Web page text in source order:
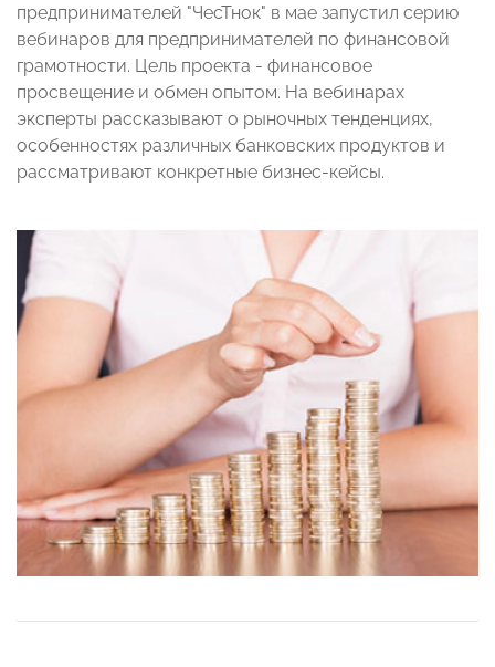
предпринимателей "ЧесТнок" в мае запустил серию
вебинаров для предпринимателей по финансовой
грамотности. Цель проекта - финансовое
просвещение и обмен опытом. На вебинарах
эксперты рассказывают о рыночных тенденциях,
особенностях различных банковских продуктов и
рассматривают конкретные бизнес-кейсы.